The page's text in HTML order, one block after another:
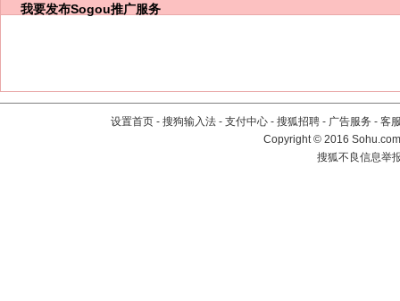
我要发布Sogou推广服务
设置首页 - 搜狗输入法 - 支付中心 - 搜狐招聘 - 广告服务 - 客
Copyright©2016
搜狐不良信息举